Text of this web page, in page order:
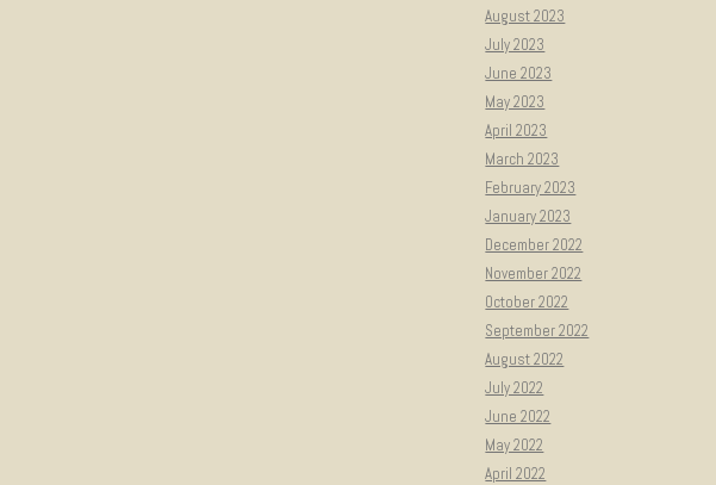
August 2023
July 2023
June 2023
May 2023
April 2023
March 2023
February 2023
January 2023
December 2022
November 2022
October 2022
September 2022
August 2022
July 2022
June 2022
May 2022
April 2022